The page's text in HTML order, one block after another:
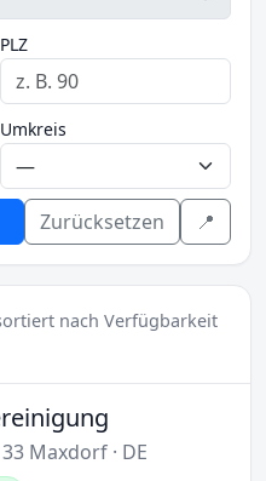
PLZ
Umkreis
Zurücksetzen 📍
nach Verfügbarkeit
Maxdorf · DE